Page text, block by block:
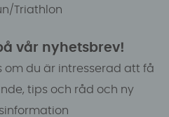
Triathlon
vår nyhetsbrev!
om du är intresserad att få
tips och råd och ny